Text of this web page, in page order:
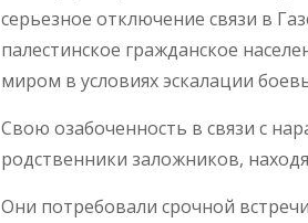
серьезное отключение связи в
палестинское гражданское
миром в условиях эскалации
Свою озабоченность в связи с
родственники заложников,
Они потребовали срочной